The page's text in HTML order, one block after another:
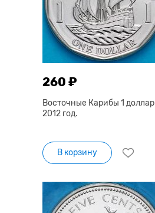
260 ₽
Восточные Карибы 1 доллар
2012 год.
В корзину